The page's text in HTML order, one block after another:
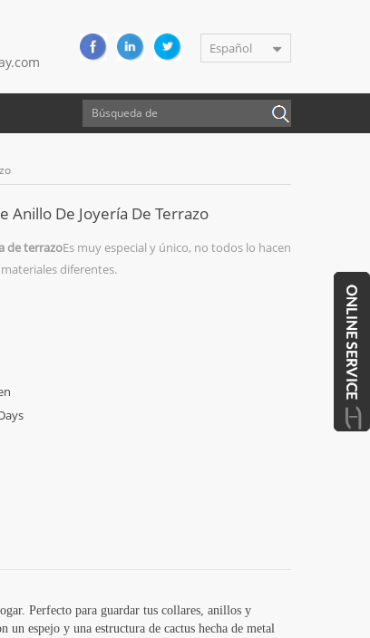
Español
Anillo De Joyería De Terrazo
de terrazoEs muy especial y único, no todos lo hacen
diferentes.
Perfecto para guardar tus collares, anillos y
un espejo y una estructura de cactus hecha de metal